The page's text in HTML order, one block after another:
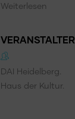
Weiterlesen
VERANSTALTER
DAI Heidelberg.
Haus der Kultur.